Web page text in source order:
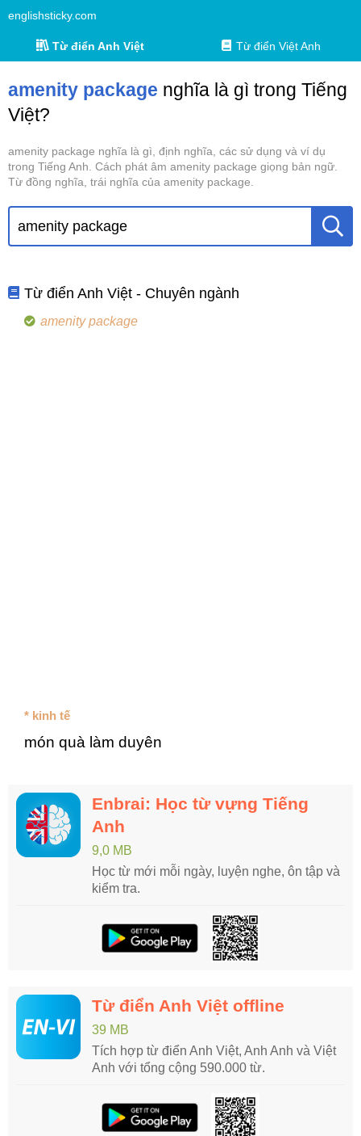
englishsticky.com
Từ điển Anh Việt Từ điển Việt Anh
amenity package nghĩa là gì trong Tiếng
Việt?
amenity package nghĩa là gì, định nghĩa, các sử dụng và ví dụ
trong Tiếng Anh. Cách phát âm amenity package giọng bản ngữ.
Từ đồng nghĩa, trái nghĩa của amenity package.
Từ điển Anh Việt - Chuyên ngành
amenity package
* kinh tế
món quà làm duyên
Enbrai: Học từ vựng Tiếng
Anh
9,0 MB
Học từ mới mỗi ngày, luyện nghe, ôn tập và
kiểm tra.
Từ điển Anh Việt offline
39 MB
Tích hợp từ điển Anh Việt, Anh Anh và Việt
Anh với tổng cộng 590.000 từ.